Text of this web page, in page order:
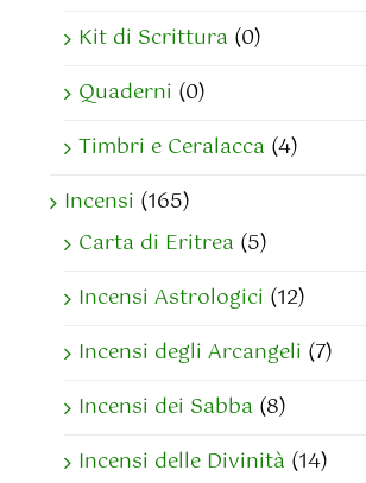
Kit di Scrittura (0)
Quaderni (0)
Timbri e Ceralacca (4)
Incensi (165)
Carta di Eritrea (5)
Incensi Astrologici (12)
Incensi degli Arcangeli (7)
Incensi dei Sabba (8)
Incensi delle Divinità (14)